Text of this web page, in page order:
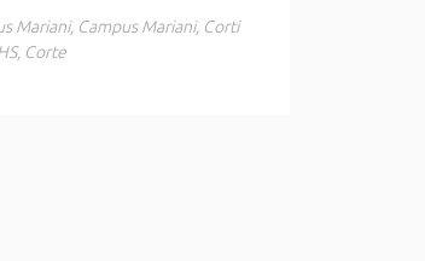
Mariani, Campus Mariani, Corti
Corte